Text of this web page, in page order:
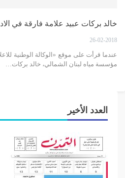
خالد بركات عبيد علامة فارقة في
26-02-2018
عندما قرأت على موقع «الوكالة الوطنية
مؤسسة مياه لبنان الشمالي، خالد بركات…
العدد الأخير